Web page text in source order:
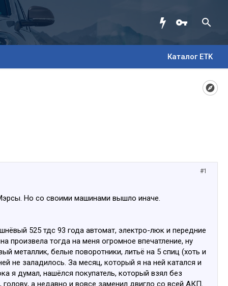
Каталог ETK
#1
Но со своими машинами вышло иначе.
525 тдс 93 года автомат, электро-люк и передние
произвела тогда на меня огромное впечатление, ну
металлик, белые поворотники, литьё на 5 спиц (хоть и
не заладилось. За месяц, который я на ней катался и
я думал, нашёлся покупатель, который взял без
а недавно и вовсе заменил двигло со всей АКП.